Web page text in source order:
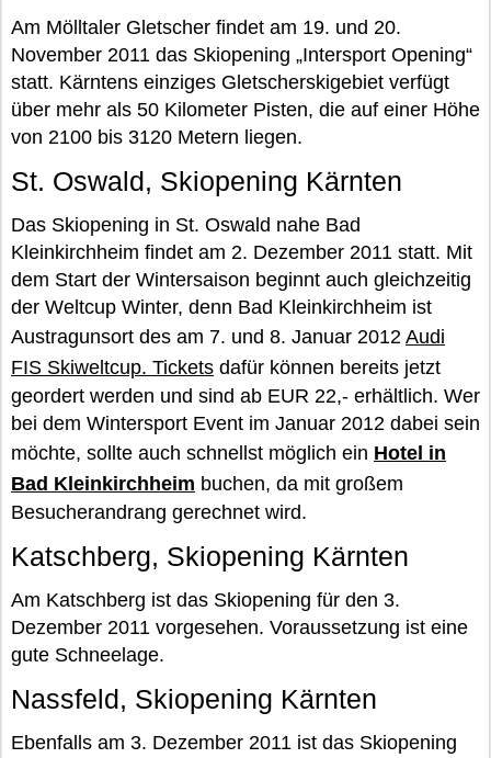
Am Mölltaler Gletscher findet am 19. und 20.
November 2011 das Skiopening „Intersport Opening“
statt. Kärntens einziges Gletscherskigebiet verfügt
über mehr als 50 Kilometer Pisten, die auf einer Höhe
von 2100 bis 3120 Metern liegen.
St. Oswald, Skiopening Kärnten
Das Skiopening in St. Oswald nahe Bad
Kleinkirchheim findet am 2. Dezember 2011 statt. Mit
dem Start der Wintersaison beginnt auch gleichzeitig
der Weltcup Winter, denn Bad Kleinkirchheim ist
Austragunsort des am 7. und 8. Januar 2012 Audi
FIS Skiweltcup. Tickets dafür können bereits jetzt
geordert werden und sind ab EUR 22,- erhältlich. Wer
bei dem Wintersport Event im Januar 2012 dabei sein
möchte, sollte auch schnellst möglich ein Hotel in
Bad Kleinkirchheim buchen, da mit großem
Besucherandrang gerechnet wird.
Katschberg, Skiopening Kärnten
Am Katschberg ist das Skiopening für den 3.
Dezember 2011 vorgesehen. Voraussetzung ist eine
gute Schneelage.
Nassfeld, Skiopening Kärnten
Ebenfalls am 3. Dezember 2011 ist das Skiopening